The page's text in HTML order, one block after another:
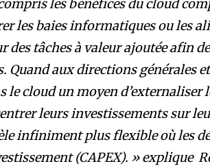
les bénéfices du cloud
les baies informatiques ou les
des tâches à valeur ajoutée afin
Quand aux directions générales
le cloud un moyen
leurs investissements sur
infiniment plus flexible où les
(CAPEX). » explique